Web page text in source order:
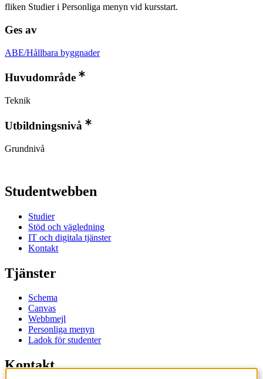
fliken Studier i Personliga menyn vid kursstart.
Ges av
ABE/Hållbara byggnader
Huvudområde
Teknik
Utbildningsnivå
Grundnivå
Studentwebben
Studier
Stöd och vägledning
IT och digitala tjänster
Kontakt
Tjänster
Schema
Canvas
Webbmejl
Personliga menyn
Ladok för studenter
Kontakt